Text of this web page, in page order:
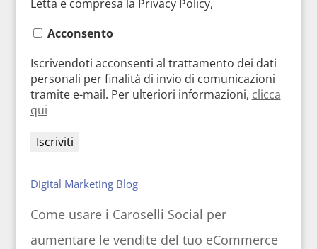
Letta e compresa la Privacy Policy,
Acconsento
Iscrivendoti acconsenti al trattamento dei dati
personali per finalità di invio di comunicazioni
tramite e-mail. Per ulteriori informazioni, clicca
qui
Digital Marketing Blog
Come usare i Caroselli Social per
aumentare le vendite del tuo eCommerce